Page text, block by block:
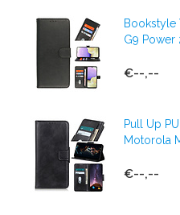
Bookstyle
G9 Power
€--,--
Pull Up
Motorola
€--,--